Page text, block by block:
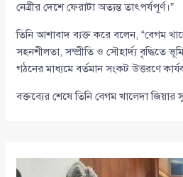
নেত্রীর দেশে ফেরাটা অত্যন্ত তাৎপর্যপূর্ণ।”
তিনি আশাবাদ ব্যক্ত করে বলেন, “বেগম
সহনশীলতা, সম্প্রীতি ও সৌহার্দ্য বৃদ্ধিতে
গঠনের মাধ্যমে বর্তমান সংকট উত্তরণে
বক্তব্যের শেষে তিনি বেগম খালেদা জিয়ার